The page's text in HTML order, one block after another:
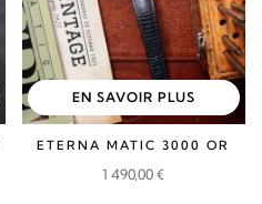
EN SAVOIR PLUS
ETERNA MATIC 3000 OR
1 490,00€